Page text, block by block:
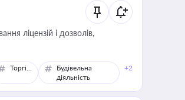
ліцензій і дозволів,
Торгівля
Будівельна
діяльність
+2